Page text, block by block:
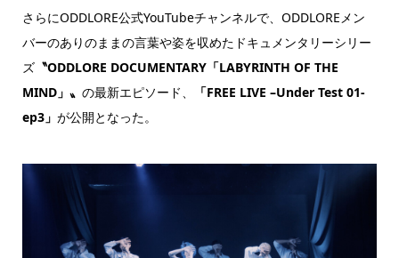
さらにODDLORE公式YouTubeチャンネルで、ODDLOREメン
バーのありのままの言葉や姿を収めたドキュメンタリーシリー
ズ〝ODDLORE DOCUMENTARY「LABYRINTH OF THE
MIND」〟 の最新エピソード、
「FREE LIVE –Under Test 01-
ep3」 が公開となった。